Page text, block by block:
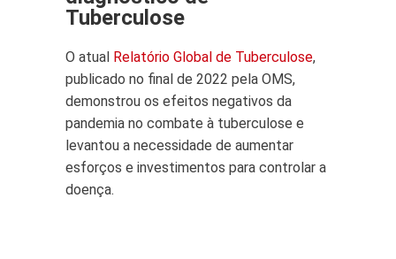
Tuberculose
O atual Relatório Global de Tuberculose,
publicado no final de 2022 pela OMS,
demonstrou os efeitos negativos da
pandemia no combate à tuberculose e
levantou a necessidade de aumentar
esforços e investimentos para controlar a
doença.